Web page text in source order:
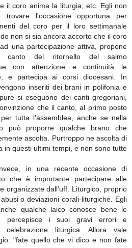
il coro anima la liturgia, etc. Egli non
l'occasione opportuna per
del coro per il loro settimanale
non si sia ancora accorto che il coro
una partecipazione attiva, propone
canto del ritornello del salmo
con attenzione e continuità le
e partecipa ai corsi diocesani. In
inseriti dei brani in polifonia e
si eseguono dei canti gregoriani,
che il canto, al primo posto
tutta l'assemblea, anche se nella
può proporre qualche brano che
ascolta. Purtroppo ne ascolta di
in questi ultimi tempi, e non sono tutte
in una recente occasione di
che è importante partecipare alle
organizzate dall'uff. Liturgico, proprio
o deviazioni corali-liturgiche. Egli
qualche laico conosce bene le
percepisce i suoi gravi errori e
celebrazione liturgica. Allora vale
"fate quello che vi dico e non fate